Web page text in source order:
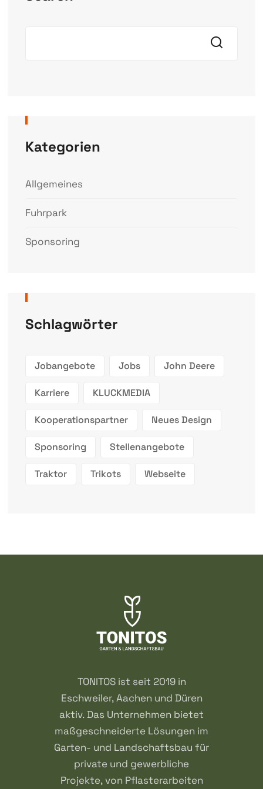
Kategorien
Allgemeines
Fuhrpark
Sponsoring
Schlagwörter
Jobangebote Jobs John Deere
Karriere KLUCKMEDIA
Kooperationspartner Neues Design
Sponsoring Stellenangebote
Traktor Trikots Webseite
TONITOS ist seit 2019 in
Eschweiler, Aachen und Düren
aktiv. Das Unternehmen bietet
maßgeschneiderte Lösungen im
Garten- und Landschaftsbau für
private und gewerbliche
Projekte, von Pflasterarbeiten